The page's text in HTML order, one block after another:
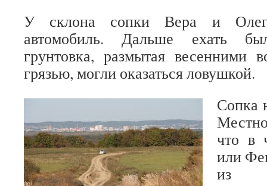
У склона сопки Вера и Олег
автомобиль. Дальше ехать
грунтовка, размытая
грязью, могли оказаться ловушкой.
Сопка
что в
или
из